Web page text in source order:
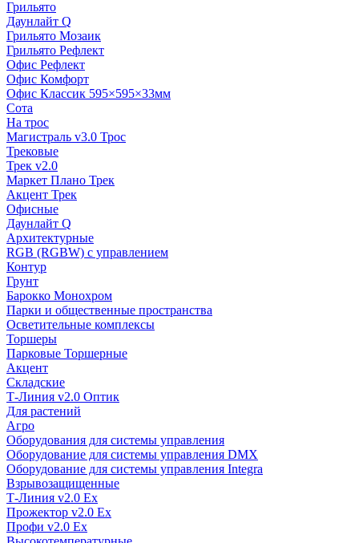
Грильято
Даунлайт Q
Грильято Мозаик
Грильято Рефлект
Офис Рефлект
Офис Комфорт
Офис Классик 595×595×33мм
Сота
На трос
Магистраль v3.0 Трос
Трековые
Трек v2.0
Маркет Плано Трек
Акцент Трек
Офисные
Даунлайт Q
Архитектурные
RGB (RGBW) с управлением
Контур
Грунт
Барокко Монохром
Парки и общественные пространства
Осветительные комплексы
Торшеры
Парковые Торшерные
Акцент
Складские
Т-Линия v2.0 Оптик
Для растений
Агро
Оборудования для системы управления
Оборудование для системы управления DMX
Оборудование для системы управления Integra
Взрывозащищенные
Т-Линия v2.0 Ex
Прожектор v2.0 Ex
Профи v2.0 Ex